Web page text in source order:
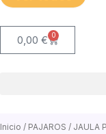
0,00 € 0
Carrito
Inicio / PAJAROS / JAULA